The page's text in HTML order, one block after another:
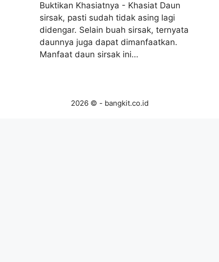
Buktikan Khasiatnya - Khasiat Daun
sirsak, pasti sudah tidak asing lagi
didengar. Selain buah sirsak, ternyata
daunnya juga dapat dimanfaatkan.
Manfaat daun sirsak ini…
2026 © - bangkit.co.id